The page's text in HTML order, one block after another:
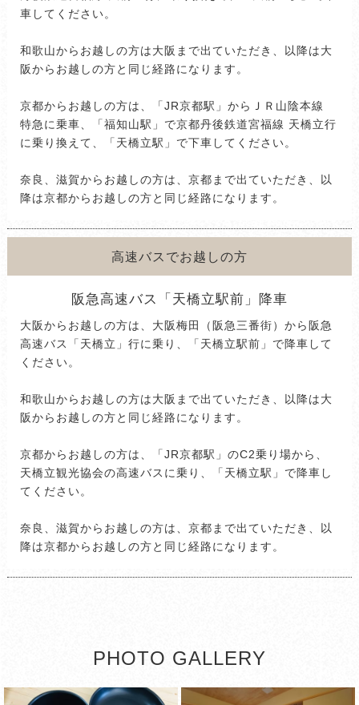
車してください。
和歌山からお越しの方は大阪まで出ていただき、以降は大
阪からお越しの方と同じ経路になります。
京都からお越しの方は、「JR京都駅」からＪＲ山陰本線
特急に乗車、「福知山駅」で京都丹後鉄道宮福線 天橋立行
に乗り換えて、「天橋立駅」で下車してください。
奈良、滋賀からお越しの方は、京都まで出ていただき、以
降は京都からお越しの方と同じ経路になります。
高速バスでお越しの方
阪急高速バス「天橋立駅前」降車
大阪からお越しの方は、大阪梅田（阪急三番街）から阪急
高速バス「天橋立」行に乗り、「天橋立駅前」で降車して
ください。
和歌山からお越しの方は大阪まで出ていただき、以降は大
阪からお越しの方と同じ経路になります。
京都からお越しの方は、「JR京都駅」のC2乗り場から、
天橋立観光協会の高速バスに乗り、「天橋立駅」で降車し
てください。
奈良、滋賀からお越しの方は、京都まで出ていただき、以
降は京都からお越しの方と同じ経路になります。
PHOTO GALLERY